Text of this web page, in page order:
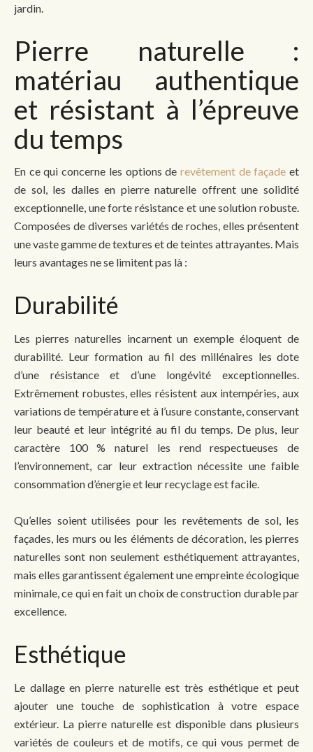
jardin.
Pierre naturelle :
matériau authentique
et résistant à l’épreuve
du temps
En ce qui concerne les options de revêtement de façade et
de sol, les dalles en pierre naturelle offrent une solidité
exceptionnelle, une forte résistance et une solution robuste.
Composées de diverses variétés de roches, elles présentent
une vaste gamme de textures et de teintes attrayantes. Mais
leurs avantages ne se limitent pas là :
Durabilité
Les pierres naturelles incarnent un exemple éloquent de
durabilité. Leur formation au fil des millénaires les dote
d’une résistance et d’une longévité exceptionnelles.
Extrêmement robustes, elles résistent aux intempéries, aux
variations de température et à l’usure constante, conservant
leur beauté et leur intégrité au fil du temps. De plus, leur
caractère 100 % naturel les rend respectueuses de
l’environnement, car leur extraction nécessite une faible
consommation d’énergie et leur recyclage est facile.
Qu’elles soient utilisées pour les revêtements de sol, les
façades, les murs ou les éléments de décoration, les pierres
naturelles sont non seulement esthétiquement attrayantes,
mais elles garantissent également une empreinte écologique
minimale, ce qui en fait un choix de construction durable par
excellence.
Esthétique
Le dallage en pierre naturelle est très esthétique et peut
ajouter une touche de sophistication à votre espace
extérieur. La pierre naturelle est disponible dans plusieurs
variétés de couleurs et de motifs, ce qui vous permet de